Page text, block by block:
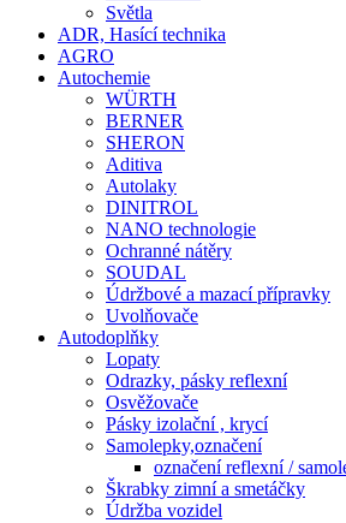
Světla
ADR, Hasící technika
AGRO
Autochemie
WÜRTH
BERNER
SHERON
Aditiva
Autolaky
DINITROL
NANO technologie
Ochranné nátěry
SOUDAL
Údržbové a mazací přípravky
Uvolňovače
Autodoplňky
Lopaty
Odrazky, pásky reflexní
Osvěžovače
Pásky izolační , krycí
Samolepky,označení
označení reflexní /
Škrabky zimní a smetáčky
Údržba vozidel